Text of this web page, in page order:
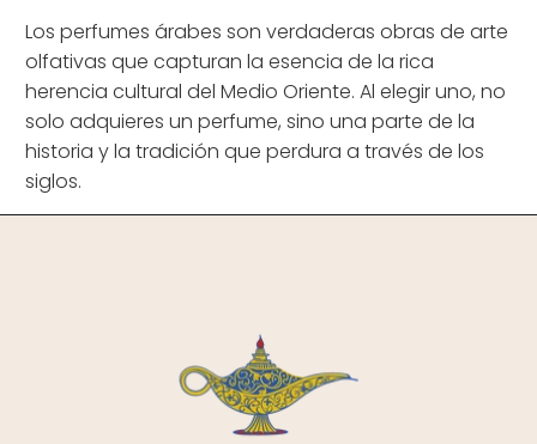
Los perfumes árabes son verdaderas obras de arte
olfativas que capturan la esencia de la rica
herencia cultural del Medio Oriente. Al elegir uno, no
solo adquieres un perfume, sino una parte de la
historia y la tradición que perdura a través de los
siglos.